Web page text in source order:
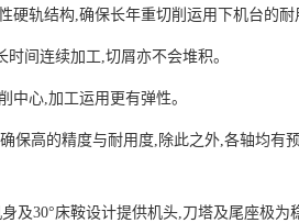
轨结构,确保长年重切削运用下机台的耐
间连续加工,切屑亦不会堆积。
中心,加工运用更有弹性。
保高的精度与耐用度,除此之外,各轴均有
及30°床鞍设计提供机头,刀塔及尾座极为